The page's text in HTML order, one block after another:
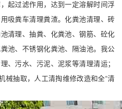
起过滤作用，达到一定溶解时间浮
吸粪车清理粪渣。化粪池清理、砖
清理、抽粪、化粪池、钢筋、砼化
池、不锈钢化粪池、隔油池。我公
、污水、污泥、泥浆等清理清运；
械抽取，人工清掏维修改造和全“清